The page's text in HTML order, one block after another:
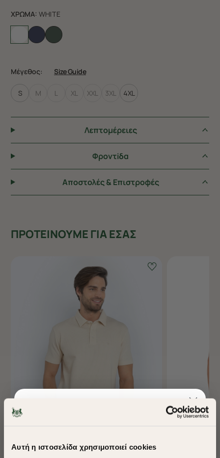
Αυτή η ιστοσελίδα χρησιμοποιεί cookies
ΧΡΩΜΑ: WHITE
Μέγεθος: Size Guide
S M L XL XXL 3XL 4XL
Λεπτομέρειες
Φροντiδα
Αποστολές & Επιστροφές
ΠΡΟΤΕΙΝΟΥΜΕ ΓΙΑ ΕΣΑΣ